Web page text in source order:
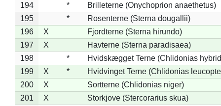
194
*
Brilleterne (Onychoprion anaethetus)
195
*
Rosenterne (Sterna dougallii)
196
X
Fjordterne (Sterna hirundo)
197
X
Havterne (Sterna paradisaea)
198
*
Hvidskægget Terne (Chlidonias
199
X *
Hvidvinget Terne (Chlidonias
200
X
Sortterne (Chlidonias niger)
201
X
Storkjove (Stercorarius skua)